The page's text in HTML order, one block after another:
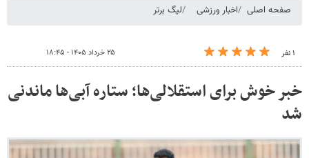
صفحه اصلی اخبار ورزشی لیگ برتر
۱ نفر ۲۵ خرداد ۱۴۰۵ - ۱۸:۴۵
خبر خوش برای استقلالی‌ها؛ ستاره آبی‌ها ماندنی
شد